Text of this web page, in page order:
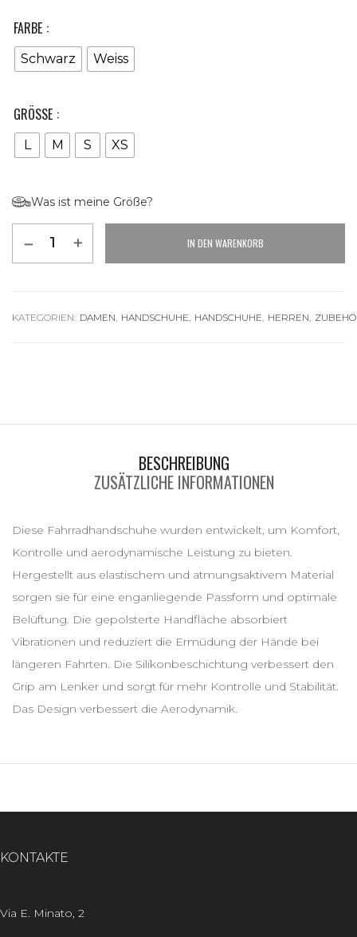
FARBE
Schwarz Weiss
GRÖSSE
L M S XS
Was ist meine Größe?
IN DEN WARENKORB
KATEGORIEN: DAMEN, HANDSCHUHE, HANDSCHUHE, HERREN,
BESCHREIBUNG
ZUSÄTZLICHE INFORMATIONEN
Diese Fahrradhandschuhe wurden entwickelt, um Komfort,
Kontrolle und aerodynamische Leistung zu bieten.
Hergestellt aus elastischem und atmungsaktivem Material
sorgen sie für eine enganliegende Passform und optimale
Belüftung. Die gepolsterte Handfläche absorbiert
Vibrationen und reduziert die Ermüdung der Hände bei
längeren Fahrten. Die Silikonbeschichtung verbessert den
Grip am Lenker und sorgt für mehr Kontrolle und Stabilität.
Das Design verbessert die Aerodynamik.
KONTAKTE
Via E. Minato, 2